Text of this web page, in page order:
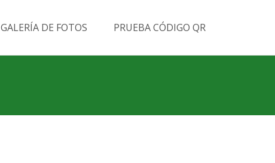
GALERÍA DE FOTOS PRUEBA CÓDIGO QR